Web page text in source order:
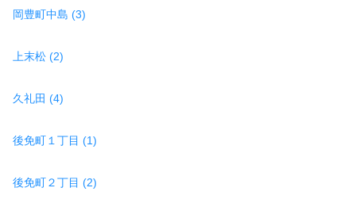
岡豊町中島 (3)
上末松 (2)
久礼田 (4)
後免町１丁目 (1)
後免町２丁目 (2)